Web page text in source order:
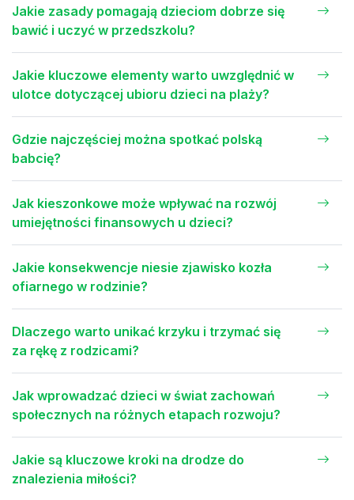
Jakie zasady pomagają dzieciom dobrze się
bawić i uczyć w przedszkolu?
Jakie kluczowe elementy warto uwzględnić w
ulotce dotyczącej ubioru dzieci na plaży?
Gdzie najczęściej można spotkać polską
babcię?
Jak kieszonkowe może wpływać na rozwój
umiejętności finansowych u dzieci?
Jakie konsekwencje niesie zjawisko kozła
ofiarnego w rodzinie?
Dlaczego warto unikać krzyku i trzymać się
za rękę z rodzicami?
Jak wprowadzać dzieci w świat zachowań
społecznych na różnych etapach rozwoju?
Jakie są kluczowe kroki na drodze do
znalezienia miłości?